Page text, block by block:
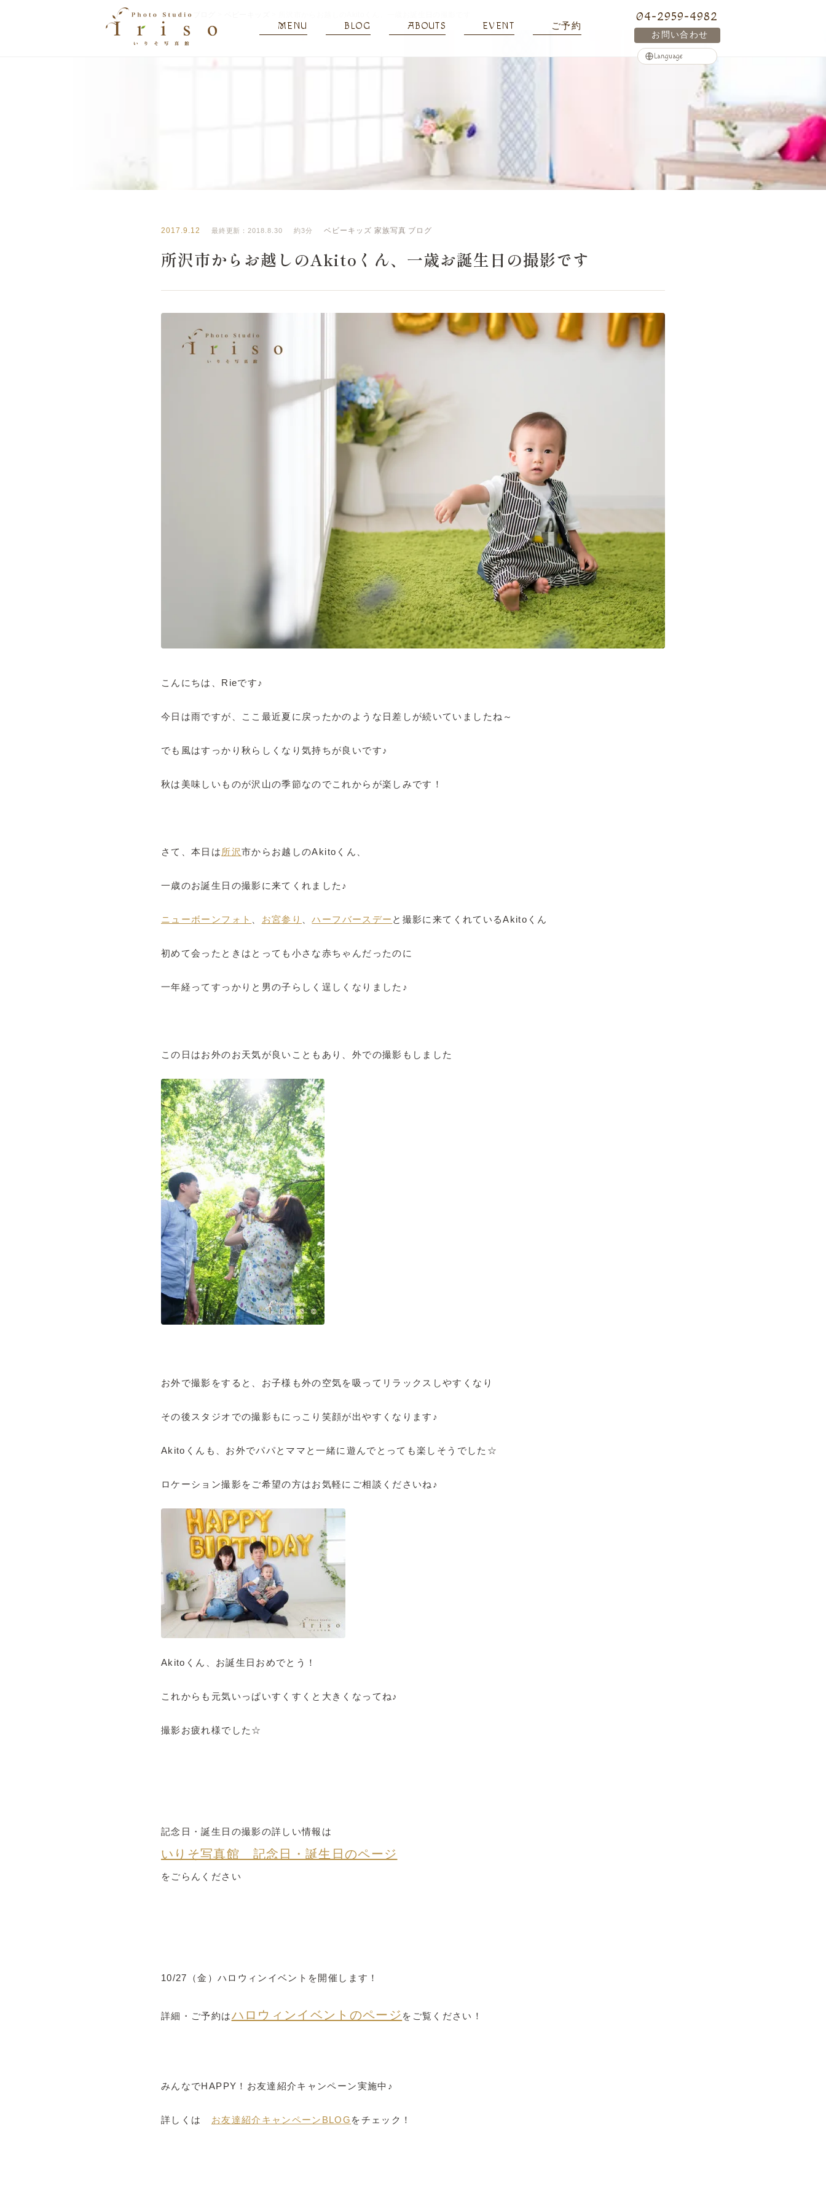
MENU BLOG ABOUTS EVENT ご予約
04-2959-4982
お問い合わせ
HOME>
いりそ写真館ブログ
2017.9.12 最終更新：2018.8.30 約3分 ベビーキッズ 家族写真 ブログ
所沢市からお越しのAkitoくん、一歳お誕生日の撮影です
こんにちは、Rieです♪
今日は雨ですが、ここ最近夏に戻ったかのような日差しが続いていましたね～
でも風はすっかり秋らしくなり気持ちが良いです♪
秋は美味しいものが沢山の季節なのでこれからが楽しみです！
さて、本日は 所沢市からお越しのAkitoくん、
一歳のお誕生日の撮影に来てくれました♪
ニューボーンフォト お宮参り 、ハーフバースデー と撮影に来てくれているAkitoくん
初めて会ったときはとっても小さな赤ちゃんだったのに
一年経ってすっかりと男の子らしく逞しくなりました♪
この日はお外のお天気が良いこともあり、外での撮影もしました
お外で撮影をすると、お子様も外の空気を吸ってリラックスしやすくなり
その後スタジオでの撮影もにっこり笑顔が出やすくなります♪
Akitoくんも、お外でパパとママと一緒に遊んでとっても楽しそうでした☆
ロケーション撮影をご希望の方はお気軽にご相談くださいね♪
Akitoくん、お誕生日おめでとう！
これからも元気いっぱいすくすくと大きくなってね♪
撮影お疲れ様でした☆
記念日・誕生日の撮影の詳しい情報は
いりそ写真館 記念日・誕生日のページ
をごらんください
10/27（金）ハロウィンイベントを開催します！
詳細・ご予約はハロウィンイベントのページ をご覧ください！
みんなでHAPPY！お友達紹介キャンペーン実施中♪
詳しくは お友達紹介キャンペーンBLOG をチェック！